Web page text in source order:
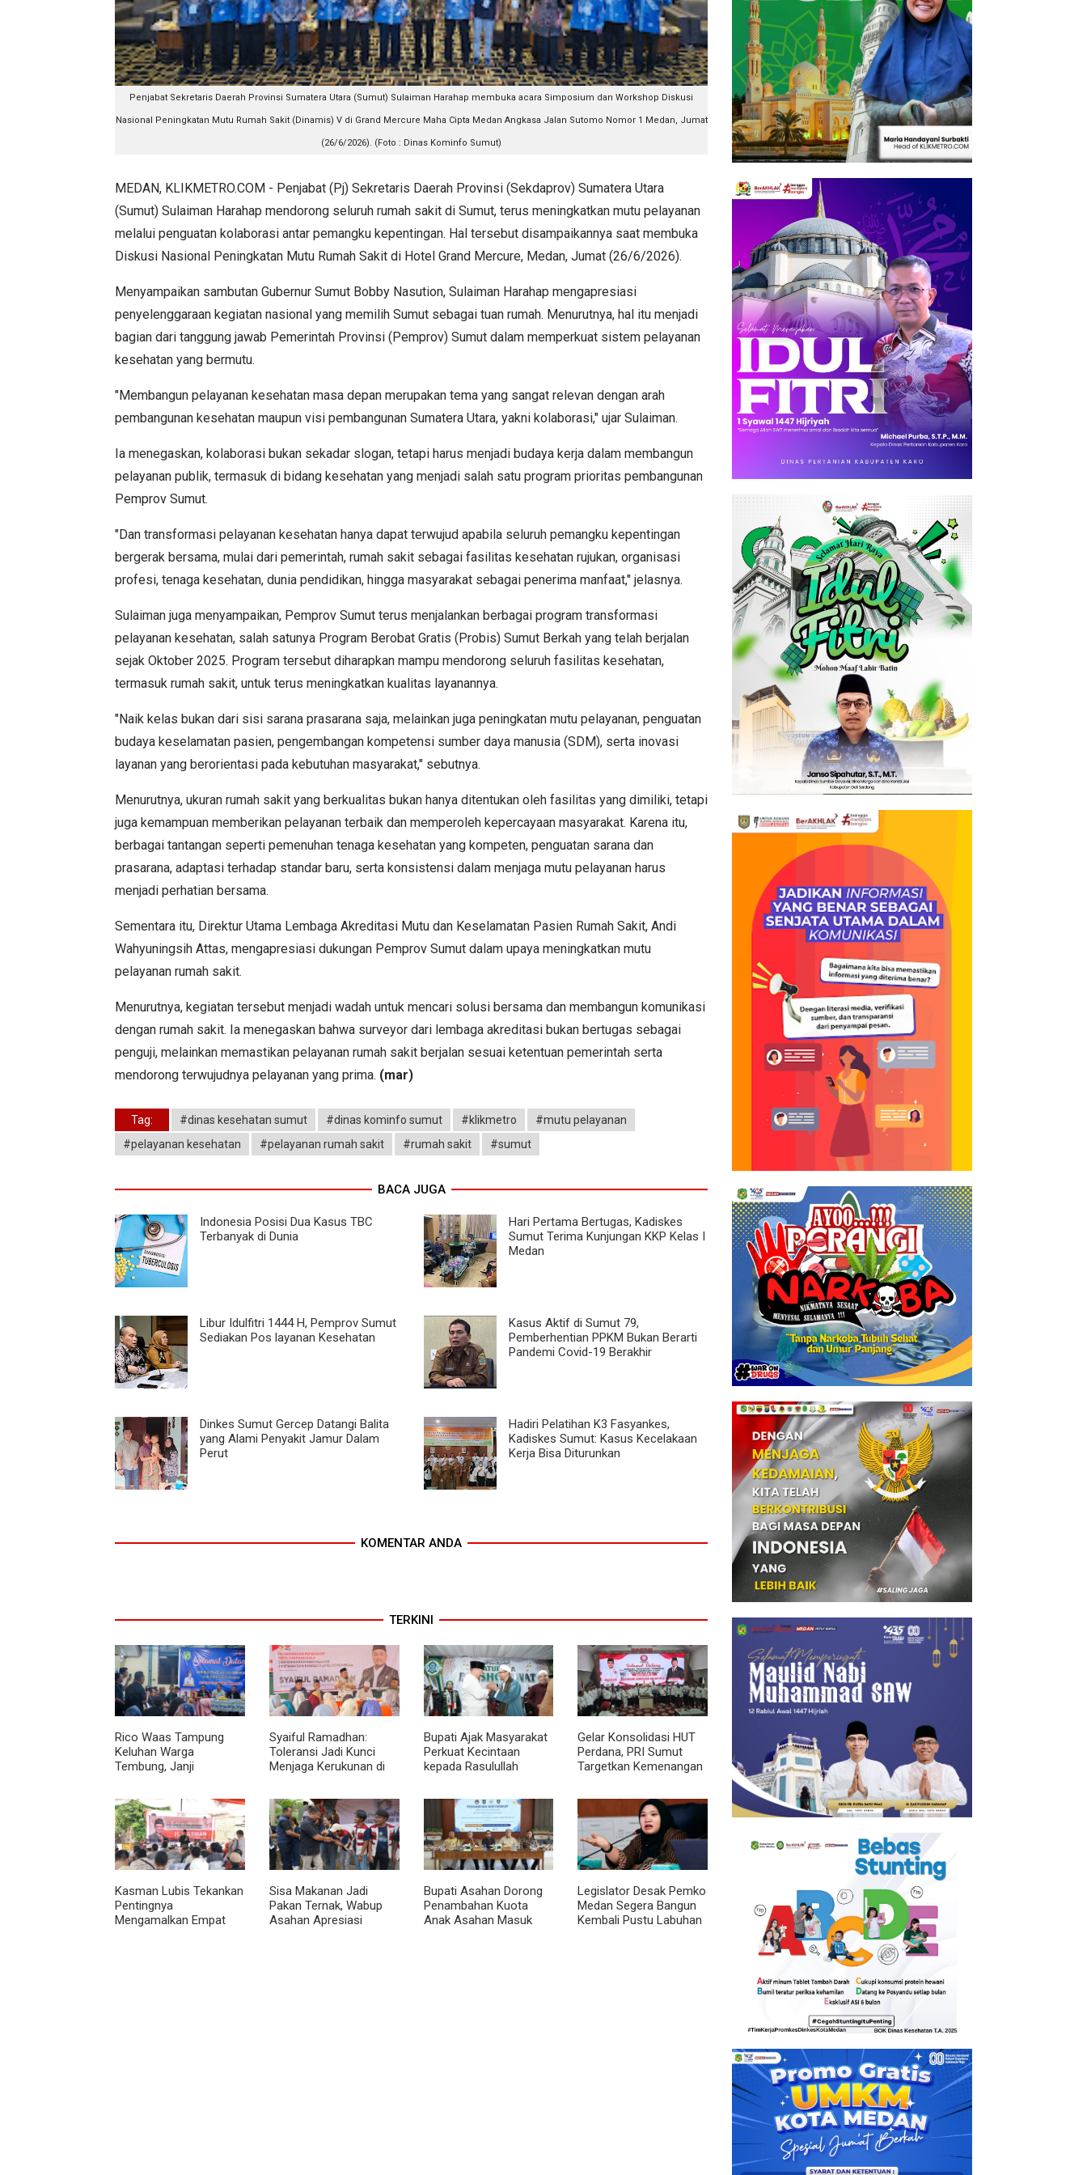
Penjabat Sekretaris Daerah Provinsi Sumatera Utara (Sumut) Sulaiman Harahap membuka acara Simposium dan Workshop Diskusi
Nasional Peningkatan Mutu Rumah Sakit (Dinamis) V di Grand Mercure Maha Cipta Medan Angkasa Jalan Sutomo Nomor 1 Medan, Jumat
(26/6/2026). (Foto : Dinas Kominfo Sumut)
MEDAN, KLIKMETRO.COM - Penjabat (Pj) Sekretaris Daerah Provinsi (Sekdaprov) Sumatera Utara
(Sumut) Sulaiman Harahap mendorong seluruh rumah sakit di Sumut, terus meningkatkan mutu pelayanan
melalui penguatan kolaborasi antar pemangku kepentingan. Hal tersebut disampaikannya saat membuka
Diskusi Nasional Peningkatan Mutu Rumah Sakit di Hotel Grand Mercure, Medan, Jumat (26/6/2026).
Menyampaikan sambutan Gubernur Sumut Bobby Nasution, Sulaiman Harahap mengapresiasi
penyelenggaraan kegiatan nasional yang memilih Sumut sebagai tuan rumah. Menurutnya, hal itu menjadi
bagian dari tanggung jawab Pemerintah Provinsi (Pemprov) Sumut dalam memperkuat sistem pelayanan
kesehatan yang bermutu.
"Membangun pelayanan kesehatan masa depan merupakan tema yang sangat relevan dengan arah
pembangunan kesehatan maupun visi pembangunan Sumatera Utara, yakni kolaborasi," ujar Sulaiman.
Ia menegaskan, kolaborasi bukan sekadar slogan, tetapi harus menjadi budaya kerja dalam membangun
pelayanan publik, termasuk di bidang kesehatan yang menjadi salah satu program prioritas pembangunan
Pemprov Sumut.
"Dan transformasi pelayanan kesehatan hanya dapat terwujud apabila seluruh pemangku kepentingan
bergerak bersama, mulai dari pemerintah, rumah sakit sebagai fasilitas kesehatan rujukan, organisasi
profesi, tenaga kesehatan, dunia pendidikan, hingga masyarakat sebagai penerima manfaat," jelasnya.
Sulaiman juga menyampaikan, Pemprov Sumut terus menjalankan berbagai program transformasi
pelayanan kesehatan, salah satunya Program Berobat Gratis (Probis) Sumut Berkah yang telah berjalan
sejak Oktober 2025. Program tersebut diharapkan mampu mendorong seluruh fasilitas kesehatan,
termasuk rumah sakit, untuk terus meningkatkan kualitas layanannya.
"Naik kelas bukan dari sisi sarana prasarana saja, melainkan juga peningkatan mutu pelayanan, penguatan
budaya keselamatan pasien, pengembangan kompetensi sumber daya manusia (SDM), serta inovasi
layanan yang berorientasi pada kebutuhan masyarakat," sebutnya.
Menurutnya, ukuran rumah sakit yang berkualitas bukan hanya ditentukan oleh fasilitas yang dimiliki, tetapi
juga kemampuan memberikan pelayanan terbaik dan memperoleh kepercayaan masyarakat. Karena itu,
berbagai tantangan seperti pemenuhan tenaga kesehatan yang kompeten, penguatan sarana dan
prasarana, adaptasi terhadap standar baru, serta konsistensi dalam menjaga mutu pelayanan harus
menjadi perhatian bersama.
Sementara itu, Direktur Utama Lembaga Akreditasi Mutu dan Keselamatan Pasien Rumah Sakit, Andi
Wahyuningsih Attas, mengapresiasi dukungan Pemprov Sumut dalam upaya meningkatkan mutu
pelayanan rumah sakit.
Menurutnya, kegiatan tersebut menjadi wadah untuk mencari solusi bersama dan membangun komunikasi
dengan rumah sakit. Ia menegaskan bahwa surveyor dari lembaga akreditasi bukan bertugas sebagai
penguji, melainkan memastikan pelayanan rumah sakit berjalan sesuai ketentuan pemerintah serta
mendorong terwujudnya pelayanan yang prima. (mar)
Tag: #dinas kesehatan sumut #dinas kominfo sumut #klikmetro
#mutu pelayanan
#pelayanan kesehatan
#pelayanan rumah sakit #rumah sakit #sumut
BACA JUGA
Indonesia Posisi Dua Kasus TBC
Terbanyak di Dunia
Hari Pertama Bertugas, Kadiskes
Sumut Terima Kunjungan KKP Kelas I
Medan
Libur Idulfitri 1444 H, Pemprov Sumut
Sediakan Pos layanan Kesehatan
Kasus Aktif di Sumut 79,
Pemberhentian PPKM Bukan Berarti
Pandemi Covid-19 Berakhir
Dinkes Sumut Gercep Datangi Balita
yang Alami Penyakit Jamur Dalam
Perut
Hadiri Pelatihan K3 Fasyankes,
Kadiskes Sumut: Kasus Kecelakaan
Kerja Bisa Diturunkan
KOMENTAR ANDA
TERKINI
Rico Waas Tampung
Keluhan Warga
Tembung, Janji
Tahun Ini
Syaiful Ramadhan:
Toleransi Jadi Kunci
Menjaga Kerukunan di
Kota Medan
Bupati Ajak Masyarakat
Perkuat Kecintaan
kepada Rasulullah
Bersholawat
Gelar Konsolidasi HUT
Perdana, PRI Sumut
Targetkan Kemenangan
Kasman Lubis Tekankan
Pentingnya
Mengamalkan Empat
Sisa Makanan Jadi
Pakan Ternak, Wabup
Asahan Apresiasi
Bupati Asahan Dorong
Penambahan Kuota
Anak Asahan Masuk
Legislator Desak Pemko
Medan Segera Bangun
Kembali Pustu Labuhan